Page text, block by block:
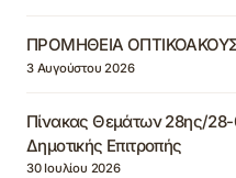
ΠΡΟΜΗΘΕΙΑ
3 Αυγούστου 2026
Πίνακας Θεμάτων 28ης/
Δημοτικής Επιτροπής
30 Ιουλίου 2026